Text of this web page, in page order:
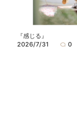
『感じる』
2026/7/31
0